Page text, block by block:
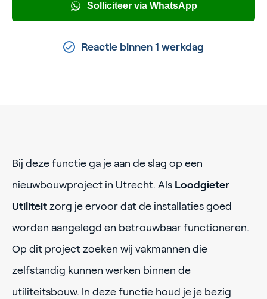
Solliciteer via WhatsApp
Reactie binnen 1 werkdag
Bij deze functie ga je aan de slag op een
nieuwbouwproject in Utrecht. Als Loodgieter
Utiliteit zorg je ervoor dat de installaties goed
worden aangelegd en betrouwbaar functioneren.
Op dit project zoeken wij vakmannen die
zelfstandig kunnen werken binnen de
utiliteitsbouw. In deze functie houd je je bezig